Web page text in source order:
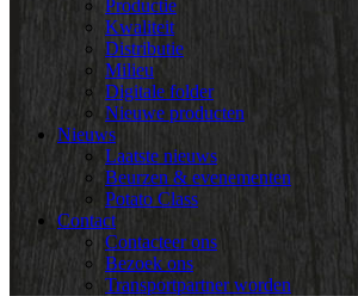
Productie
Kwaliteit
Distributie
Milieu
Digitale folder
Nieuwe producten
Nieuws
Laatste nieuws
Beurzen & evenementen
Potato Class
Contact
Contacteer ons
Bezoek ons
Transportpartner worden